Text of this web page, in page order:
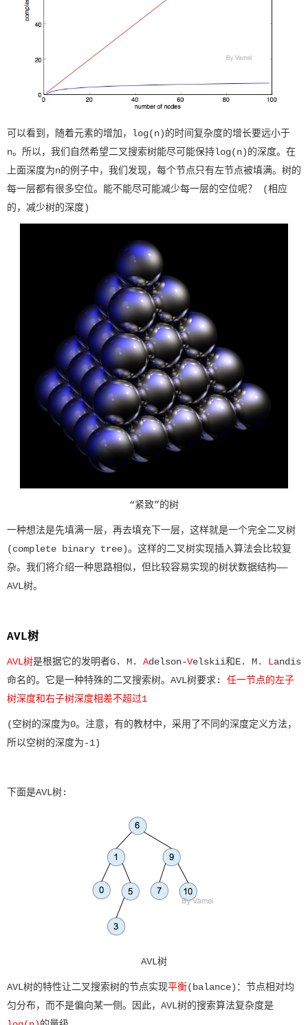
可以看到，随着元素的增加，log(n)的时间复杂度的增长要远小于
n。所以，我们自然希望二叉搜索树能尽可能保持log(n)的深度。在
上面深度为n的例子中，我们发现，每个节点只有左节点被填满。树的
每一层都有很多空位。能不能尽可能减少每一层的空位呢？ (相应
的，减少树的深度)
“紧致”的树
一种想法是先填满一层，再去填充下一层，这样就是一个完全二叉树
(complete binary tree)。这样的二叉树实现插入算法会比较复
杂。我们将介绍一种思路相似，但比较容易实现的树状数据结构——
AVL树。
AVL树
AVL树是根据它的发明者G. M. Adelson-Velskii和E. M. Landis
命名的。 它是一种特殊的二叉搜索树。AVL树要求: 任一节点的左子
树深度和右子树深度相差不超过1
(空树的深度为0。注意，有的教材中，采用了不同的深度定义方法，
所以空树的深度为-1)
下面是AVL树:
AVL树
AVL树的特性让二叉搜索树的节点实现平衡(balance)：节点相对均
匀分布，而不是偏向某一侧。因此，AVL树的搜索算法复杂度是